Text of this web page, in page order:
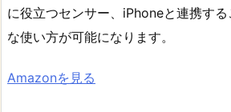
に役立つセンサー、iPhoneと連携する
な使い方が可能になります。
Amazonを見る